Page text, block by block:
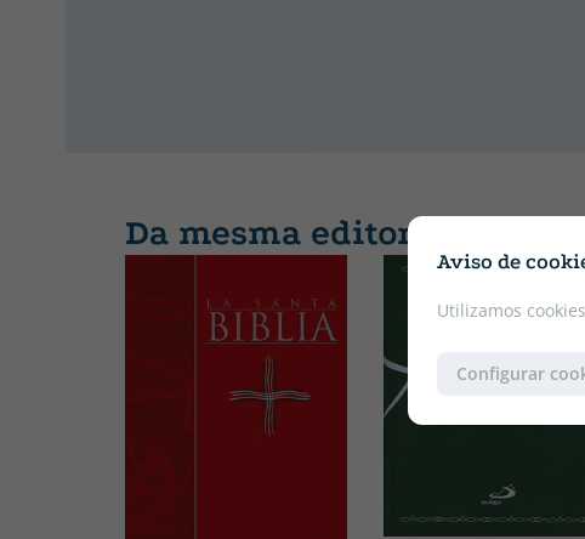
Aviso de
Utilizamos
Configurar
Da mesma editora